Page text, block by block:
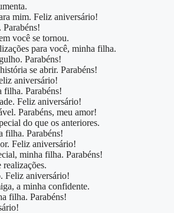
mim. Feliz aniversário!
você se tornou.
para você, minha filha.
Parabéns!
se abrir. Parabéns!
aniversário!
filha. Parabéns!
Feliz aniversário!
Parabéns, meu amor!
do que os anteriores.
filha. Parabéns!
Feliz aniversário!
minha filha. Parabéns!
Feliz aniversário!
a minha confidente.
filha. Parabéns!